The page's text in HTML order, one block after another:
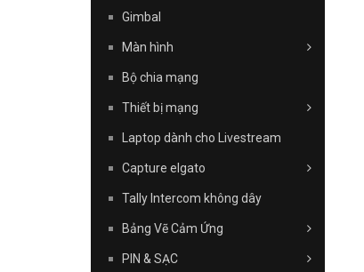
Gimbal
Màn hình
Bộ chia mạng
Thiết bị mạng
Laptop dành cho Livestream
Capture elgato
Tally Intercom không dây
Bảng Vẽ Cảm Ứng
PIN & SẠC